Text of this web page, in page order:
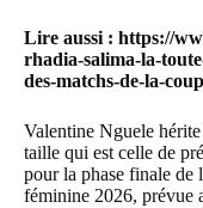
Lire aussi : https://
rhadia-salima-la-
des-matchs-de-la-
Valentine Nguele
taille qui est celle de
pour la phase finale de
féminine 2026, prévue